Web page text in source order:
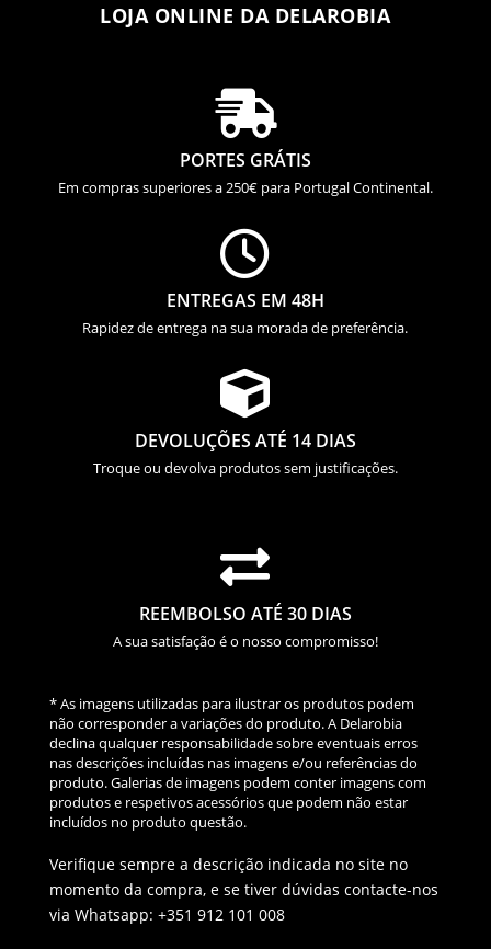
LOJA ONLINE DA DELAROBIA

PORTES GRÁTIS
Em compras superiores a 250€ para Portugal Continental.

ENTREGAS EM 48H
Rapidez de entrega na sua morada de preferência.

DEVOLUÇÕES ATÉ 14 DIAS
Troque ou devolva produtos sem justificações.

REEMBOLSO ATÉ 30 DIAS
A sua satisfação é o nosso compromisso!
* As imagens utilizadas para ilustrar os produtos podem
não corresponder a variações do produto. A Delarobia
declina qualquer responsabilidade sobre eventuais erros
nas descrições incluídas nas imagens e/ou referências do
produto. Galerias de imagens podem conter imagens com
produtos e respetivos acessórios que podem não estar
incluídos no produto questão.
Verifique sempre a descrição indicada no site no
momento da compra, e se tiver dúvidas contacte-nos
via Whatsapp: +351 912 101 008